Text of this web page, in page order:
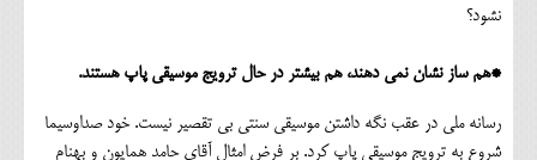
نشود؟
*هم ساز نشان نمی دهند، هم بیشتر در حال ترویج موسیقی پاپ هستند.
رسانه ملی در عقب نگه داشتن موسیقی سنتی بی تقصیر نیست. خود صداوسیما
شروع به ترویج موسیقی پاپ کرد. بر فرض امثال آقای حامد همایون و بهنام